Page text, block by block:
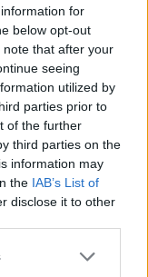
for
below opt-out
that after your
seeing
utilized by
parties prior to
of the further
third parties on the
information may
the IAB’s List of
disclose it to other
44
caps)
della